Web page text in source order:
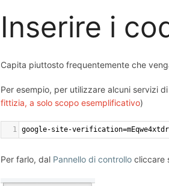
Inserire i
Capita piuttosto frequentemente che
Per esempio, per utilizzare alcuni servizi
fittizia, a solo scopo esemplificativo)
1 google-site-
Per farlo, dal Pannello di controllo cliccare